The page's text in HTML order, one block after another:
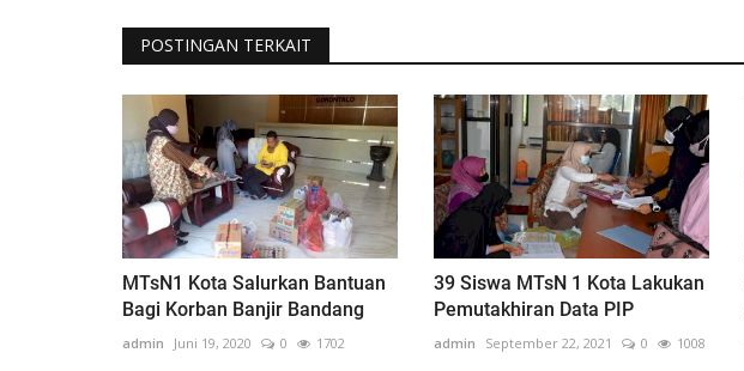
POSTINGAN TERKAIT
MTsN1 Kota Salurkan Bantuan
Bagi Korban Banjir Bandang
admin Juni 19, 2020 0 1702
39 Siswa MTsN 1 Kota Lakukan
Pemutakhiran Data PIP
admin September 22, 2021 0 1008